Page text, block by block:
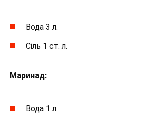
Вода 3 л.
Сіль 1 ст. л.
Маринад:
Вода 1 л.